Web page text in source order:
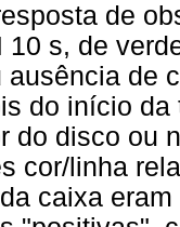
de
10 s, de
ausência de
do início
do disco ou
cor/linha
caixa